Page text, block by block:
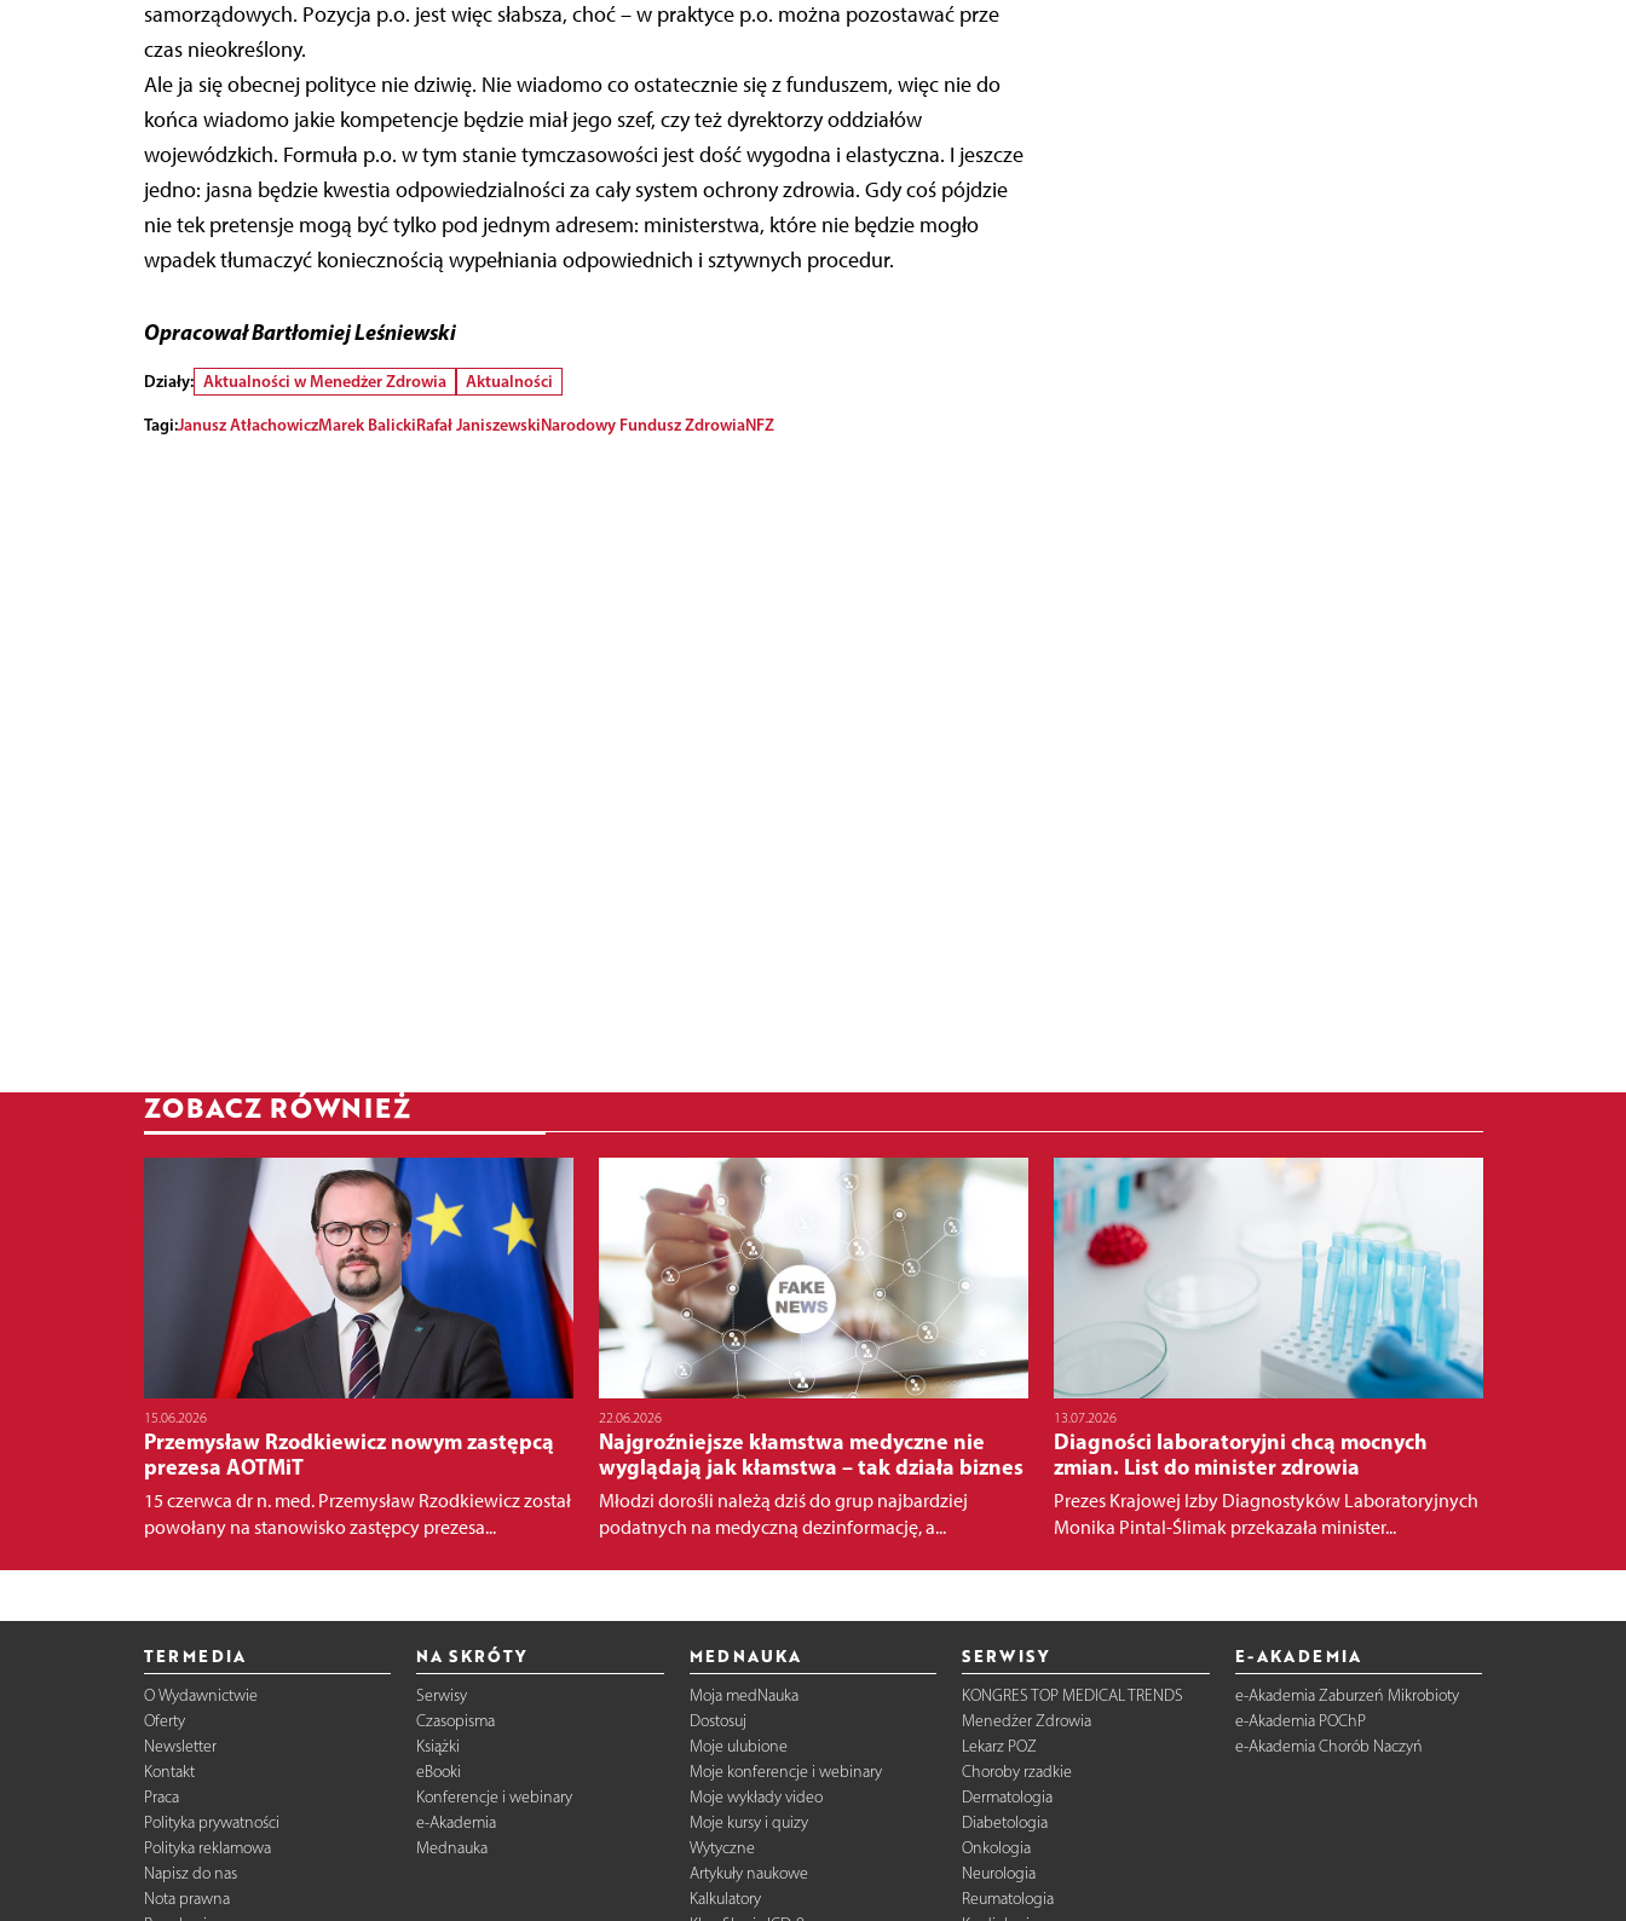
samorządowych. Pozycja p.o. jest więc słabsza, choć – w praktyce p.o. można pozostawać prze
czas nieokreślony.
Ale ja się obecnej polityce nie dziwię. Nie wiadomo co ostatecznie się z funduszem, więc nie do
końca wiadomo jakie kompetencje będzie miał jego szef, czy też dyrektorzy oddziałów
wojewódzkich. Formuła p.o. w tym stanie tymczasowości jest dość wygodna i elastyczna. I jeszcze
jedno: jasna będzie kwestia odpowiedzialności za cały system ochrony zdrowia. Gdy coś pójdzie
nie tek pretensje mogą być tylko pod jednym adresem: ministerstwa, które nie będzie mogło
wpadek tłumaczyć koniecznością wypełniania odpowiednich i sztywnych procedur.
Opracował Bartłomiej Leśniewski
Działy: Aktualności w Menedżer Zdrowia
Aktualności
Tagi:Janusz AtłachowiczMarek BalickiRafał JaniszewskiNarodowy Fundusz ZdrowiaNFZ
ZOBACZ RÓWNIEŻ
15.06.2026
Przemysław Rzodkiewicz nowym zastępcą
prezesa AOTMiT
15 czerwca dr n. med. Przemysław Rzodkiewicz został
powołany na stanowisko zastępcy prezesa...
22.06.2026
Najgroźniejsze kłamstwa medyczne nie
wyglądają jak kłamstwa – tak działa biznes
Młodzi dorośli należą dziś do grup najbardziej
podatnych na medyczną dezinformację, a...
13.07.2026
Diagności laboratoryjni chcą mocnych
zmian. List do minister zdrowia
Prezes Krajowej Izby Diagnostyków Laboratoryjnych
Monika Pintal-Ślimak przekazała minister...
TERMEDIA
O Wydawnictwie
Oferty
Newsletter
Kontakt
Praca
Polityka prywatności
Polityka reklamowa
Napisz do nas
Nota prawna
NA SKRÓTY
Serwisy
Czasopisma
Książki
eBooki
Konferencje i webinary
e-Akademia
Mednauka
MEDNAUKA
Moja medNauka
Dostosuj
Moje ulubione
Moje konferencje i webinary
Moje wykłady video
Moje kursy i quizy
Wytyczne
Artykuły naukowe
Kalkulatory
SERWISY
KONGRES TOP MEDICAL TRENDS
Menedżer Zdrowia
Lekarz POZ
Choroby rzadkie
Dermatologia
Diabetologia
Onkologia
Neurologia
Reumatologia
E-AKADEMIA
e-Akademia Zaburzeń Mikrobioty
e-Akademia POChP
e-Akademia Chorób Naczyń